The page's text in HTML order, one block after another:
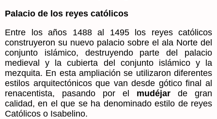
Palacio de los reyes católicos
Entre los años 1488 al 1495 los reyes católicos
construyeron su nuevo palacio sobre el ala Norte del
conjunto islámico, destruyendo parte del palacio
medieval y la cubierta del conjunto islámico y la
mezquita. En esta ampliación se utilizaron diferentes
estilos arquitectónicos que van desde gótico final al
renacentista, pasando por el mudéjar de gran
calidad, en el que se ha denominado estilo de reyes
Católicos o Isabelino.